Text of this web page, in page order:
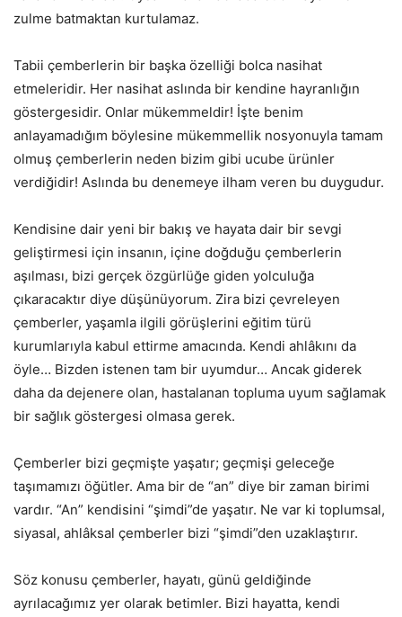
zulme batmaktan kurtulamaz.
Tabii çemberlerin bir başka özelliği bolca nasihat
etmeleridir. Her nasihat aslında bir kendine hayranlığın
göstergesidir. Onlar mükemmeldir! İşte benim
anlayamadığım böylesine mükemmellik nosyonuyla tamam
olmuş çemberlerin neden bizim gibi ucube ürünler
verdiğidir! Aslında bu denemeye ilham veren bu duygudur.
Kendisine dair yeni bir bakış ve hayata dair bir sevgi
geliştirmesi için insanın, içine doğduğu çemberlerin
aşılması, bizi gerçek özgürlüğe giden yolculuğa
çıkaracaktır diye düşünüyorum. Zira bizi çevreleyen
çemberler, yaşamla ilgili görüşlerini eğitim türü
kurumlarıyla kabul ettirme amacında. Kendi ahlâkını da
öyle… Bizden istenen tam bir uyumdur… Ancak giderek
daha da dejenere olan, hastalanan topluma uyum sağlamak
bir sağlık göstergesi olmasa gerek.
Çemberler bizi geçmişte yaşatır; geçmişi geleceğe
taşımamızı öğütler. Ama bir de “an” diye bir zaman birimi
vardır. “An” kendisini “şimdi”de yaşatır. Ne var ki toplumsal,
siyasal, ahlâksal çemberler bizi “şimdi”den uzaklaştırır.
Söz konusu çemberler, hayatı, günü geldiğinde
ayrılacağımız yer olarak betimler. Bizi hayatta, kendi